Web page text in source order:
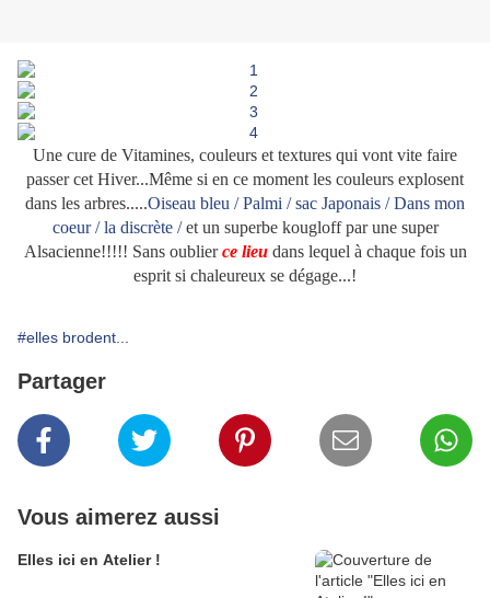
Une cure de Vitamines, couleurs et textures qui vont vite faire
passer cet Hiver...Même si en ce moment les couleurs explosent
dans les arbres.....Oiseau bleu / Palmi / sac Japonais / Dans mon
coeur / la discrète /et un superbe kougloff par une super
Alsacienne!!!!! Sans oublierce lieudans lequel à chaque fois un
esprit si chaleureux se dégage...!
#elles brodent...
Partager
Vous aimerez aussi
Elles ici en Atelier !